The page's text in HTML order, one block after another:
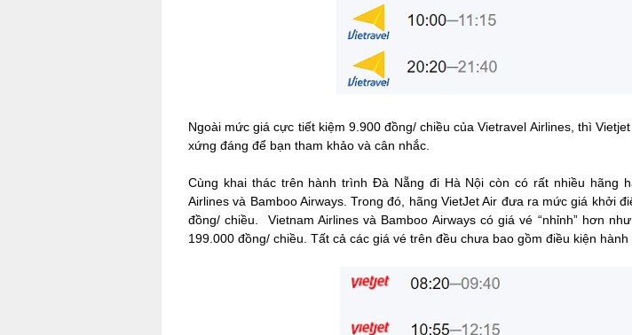
Ngoài mức giá cực tiết kiệm 9.900 đồng/ chiều của Vietravel Airlines, thì
xứng đáng để bạn tham khảo và cân nhắc.
Cùng khai thác trên hành trình Đà Nẵng đi Hà Nội còn có rất nhiều hãng
Airlines và Bamboo Airways. Trong đó, hãng VietJet Air đưa ra mức giá khởi
đồng/ chiều. Vietnam Airlines và Bamboo Airways có giá vé “nhỉnh” hơn
199.000 đồng/ chiều. Tất cả các giá vé trên đều chưa bao gồm điều kiện hành